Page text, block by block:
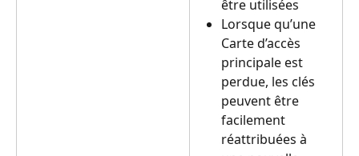
être utilisées
Lorsque qu’une
Carte d’accès
principale est
perdue, les clés
peuvent être
facilement
réattribuées à